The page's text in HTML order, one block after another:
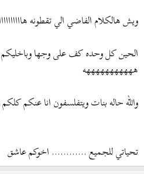
ويش هالكلام الفاضي الي تقطونه
الحين كل وحده كف على وجها
هههههههههههه
والله حاله بنات ويتفلسفون انا عنكم كلكم
تحياتي للجميع ............ اخوكم عاشق